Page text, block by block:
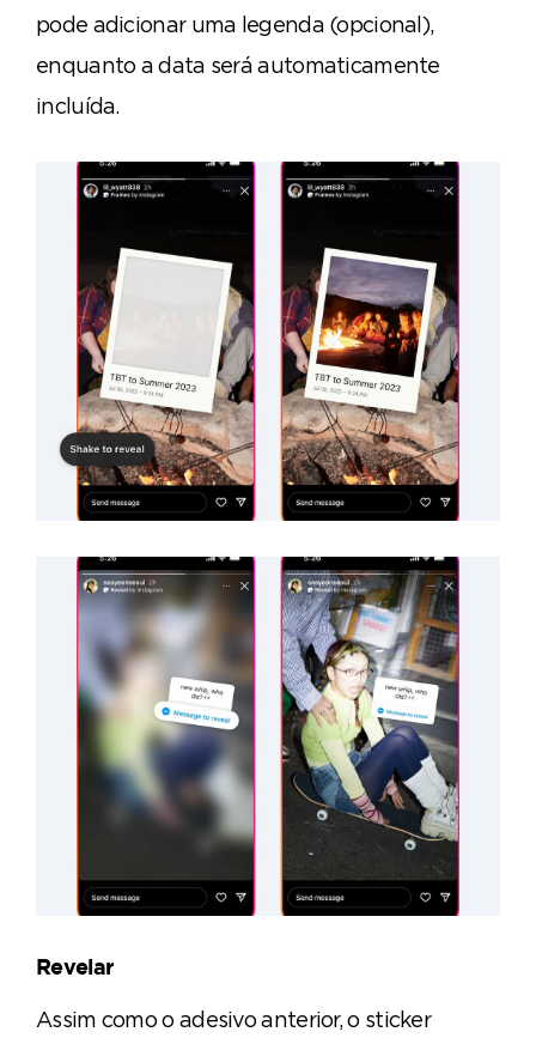
pode adicionar uma legenda (opcional),
enquanto a data será automaticamente
incluída.
Revelar
Assim como o adesivo anterior, o sticker